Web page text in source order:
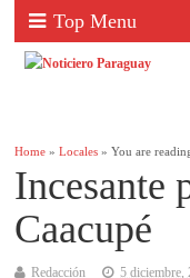
Top Menu
Home »Locales » You are
Incesante
Caacupé
Redacción 5 diciembre,